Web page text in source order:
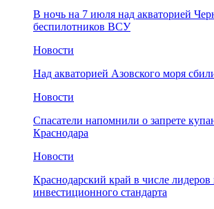
В ночь на 7 июля над акваторией
беспилотников ВСУ
Новости
Над акваторией Азовского моря
Новости
Спасатели напомнили о запрете
Краснодара
Новости
Краснодарский край в числе
инвестиционного стандарта